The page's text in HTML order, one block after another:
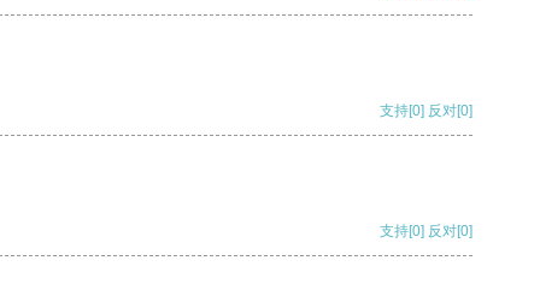
支持[0] 反对[0]
支持[0] 反对[0]